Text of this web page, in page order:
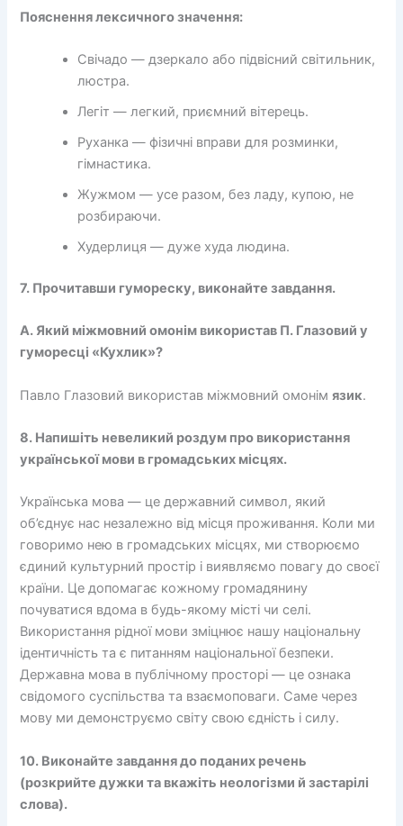
Пояснення лексичного значення:
Свічадо — дзеркало або підвісний світильник,
люстра.
Легіт — легкий, приємний вітерець.
Руханка — фізичні вправи для розминки,
гімнастика.
Жужмом — усе разом, без ладу, купою, не
розбираючи.
Худерлиця — дуже худа людина.
7. Прочитавши гумореску, виконайте завдання.
А. Який міжмовний омонім використав П. Глазовий у
гуморесці «Кухлик»?
Павло Глазовий використав міжмовний омонімязик.
8. Напишіть невеликий роздум про використання
української мови в громадських місцях.
Українська мова — це державний символ, який
об’єднує нас незалежно від місця проживання. Коли ми
говоримо нею в громадських місцях, ми створюємо
єдиний культурний простір і виявляємо повагу до своєї
країни. Це допомагає кожному громадянину
почуватися вдома в будь-якому місті чи селі.
Використання рідної мови зміцнює нашу національну
ідентичність та є питанням національної безпеки.
Державна мова в публічному просторі — це ознака
свідомого суспільства та взаємоповаги. Саме через
мову ми демонструємо світу свою єдність і силу.
10. Виконайте завдання до поданих речень
(розкрийте дужки та вкажіть неологізми й застарілі
слова).